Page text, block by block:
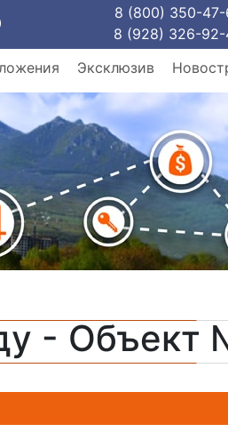
8 (800) 350-
8 (928) 326-
Эксклюзив
-